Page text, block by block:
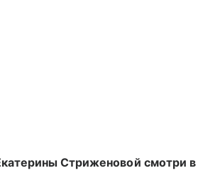
Стриженовой смотри в